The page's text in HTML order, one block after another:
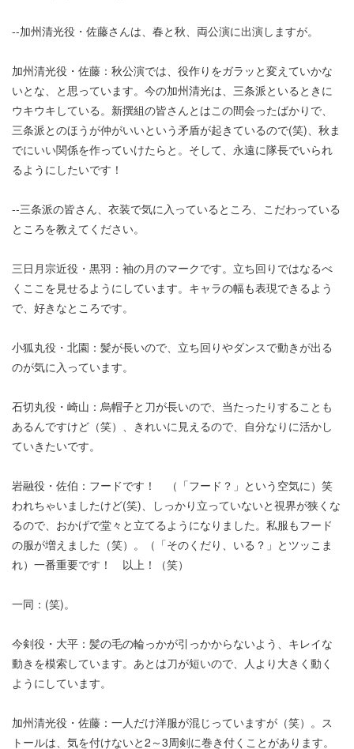
--加州清光役・佐藤さんは、春と秋、両公演に出演しますが。
加州清光役・佐藤：秋公演では、役作りをガラッと変えていかな
いとな、と思っています。今の加州清光は、三条派といるときに
ウキウキしている。新撰組の皆さんとはこの間会ったばかりで、
三条派とのほうが仲がいいという矛盾が起きているので(笑)、秋ま
でにいい関係を作っていけたらと。そして、永遠に隊長でいられ
るようにしたいです！
--三条派の皆さん、衣装で気に入っているところ、こだわっている
ところを教えてください。
三日月宗近役・黒羽：袖の月のマークです。立ち回りではなるべ
くここを見せるようにしています。キャラの幅も表現できるよう
で、好きなところです。
小狐丸役・北園：髪が長いので、立ち回りやダンスで動きが出る
のが気に入っています。
石切丸役・崎山：烏帽子と刀が長いので、当たったりすることも
あるんですけど（笑）、きれいに見えるので、自分なりに活かし
ていきたいです。
岩融役・佐伯：フードです！ （「フード？」という空気に）笑
われちゃいましたけど(笑)、しっかり立っていないと視界が狭くな
るので、おかげで堂々と立てるようになりました。私服もフード
の服が増えました（笑）。（「そのくだり、いる？」とツッこま
れ）一番重要です！ 以上！（笑）
一同：(笑)。
今剣役・大平：髪の毛の輪っかが引っかからないよう、キレイな
動きを模索しています。あとは刀が短いので、人より大きく動く
ようにしています。
加州清光役・佐藤：一人だけ洋服が混じっていますが（笑）。ス
トールは、気を付けないと2～3周剣に巻き付くことがあります。